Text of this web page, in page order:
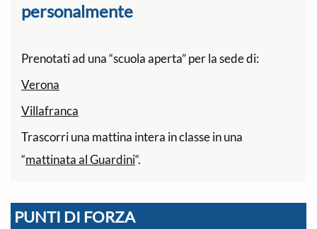
personalmente
Prenotati ad una “scuola aperta” per la sede di:
Verona
Villafranca
Trascorri una mattina intera in classe in una
“mattinata al Guardini“.
PUNTI DI FORZA